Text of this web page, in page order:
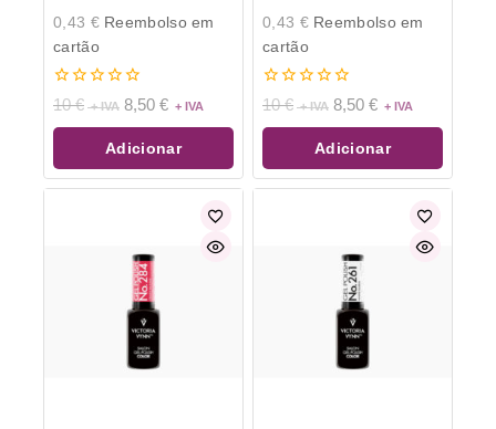
0,43 €Reembolso em
cartão
0
de
5
10€ 8,50 €
Adicionar
0,43 €Reembolso em
cartão
0
de
5
10€ 8,50 €
Adicionar